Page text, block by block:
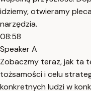
idziemy, otwieramy
narzędzia.
08:58
Speaker A
Zobaczmy teraz, jak ta
tożsamości i celu
konkretnych ludzi w